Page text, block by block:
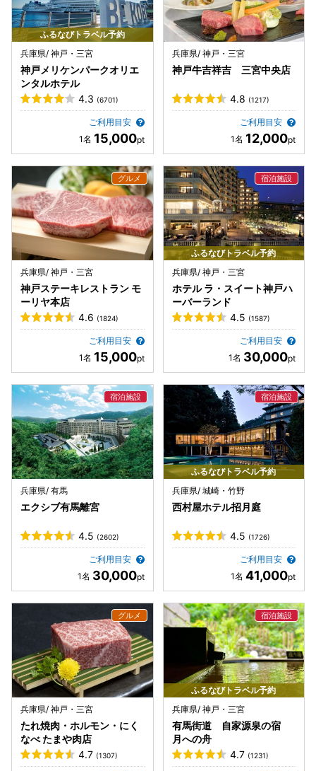
ふるなびトラベル予約
兵庫県/ 神戸・三宮
神戸メリケンパークオリエ
ンタルホテル
4.3 (6701)
ご利用目安
15,000
兵庫県/ 神戸・三宮
神戸牛吉祥吉 三宮中央店
4.8 (1217)
ご利用目安
12,000
兵庫県/ 神戸・三宮
神戸ステーキレストラン モ
ーリヤ本店
4.6 (1824)
ご利用目安
15,000
ふるなびトラベル予約
兵庫県/ 神戸・三宮
ホテル ラ・スイート神戸ハ
ーバーランド
4.5 (1587)
ご利用目安
30,000
兵庫県/ 有馬
エクシブ有馬離宮
4.5 (2602)
ご利用目安
30,000
ふるなびトラベル予約
兵庫県/ 城崎・竹野
西村屋ホテル招月庭
4.5 (1726)
ご利用目安
41,000
兵庫県/ 神戸・三宮
たれ焼肉・ホルモン・にく
なべ たまや肉店
4.7 (1307)
ふるなびトラベル予約
兵庫県/ 神戸・三宮
有馬街道 自家源泉の宿
月への舟
4.7 (1231)